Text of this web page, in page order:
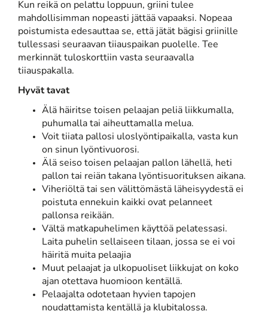
Kun reikä on pelattu loppuun, griini tulee
mahdollisimman nopeasti jättää vapaaksi. Nopeaa
poistumista edesauttaa se, että jätät bägisi griinille
tullessasi seuraavan tiiauspaikan puolelle. Tee
merkinnät tuloskorttiin vasta seuraavalla
tiiauspakalla.
Hyvät tavat
Älä häiritse toisen pelaajan peliä liikkumalla,
puhumalla tai aiheuttamalla melua.
Voit tiiata pallosi uloslyöntipaikalla, vasta kun
on sinun lyöntivuorosi.
Älä seiso toisen pelaajan pallon lähellä, heti
pallon tai reiän takana lyöntisuorituksen aikana.
Viheriöltä tai sen välittömästä läheisyydestä ei
poistuta ennekuin kaikki ovat pelanneet
pallonsa reikään.
Vältä matkapuhelimen käyttöä pelatessasi.
Laita puhelin sellaiseen tilaan, jossa se ei voi
häiritä muita pelaajia
Muut pelaajat ja ulkopuoliset liikkujat on koko
ajan otettava huomioon kentällä.
Pelaajalta odotetaan hyvien tapojen
noudattamista kentällä ja klubitalossa.